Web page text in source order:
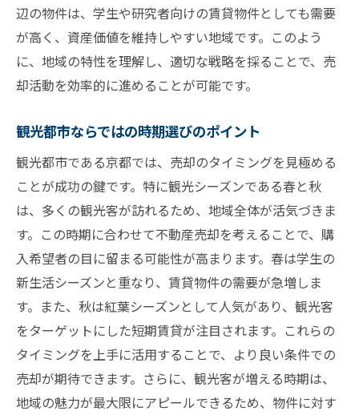
辺の物件は、学生や研究者向けの賃貸物件としても需要
が高く、資産価値を維持しやすい地域です。このよう
に、地域の特性を理解し、適切な戦略を採ることで、売
却活動を効率的に進めることが可能です。
観光都市ならではの時期選びのポイント
観光都市である京都では、売却のタイミングを見極める
ことが成功の鍵です。特に観光シーズンである春と秋
は、多くの観光客が訪れるため、地域全体が活気づきま
す。この時期に合わせて不動産売却を考えることで、購
入希望者の目に留まる可能性が高まります。春は学生の
新生活シーズンと重なり、賃貸物件の需要が急増しま
す。また、秋は紅葉シーズンとして人気があり、観光客
をターゲットにした短期賃貸が注目されます。これらの
タイミングを上手に活用することで、より良い条件での
売却が期待できます。さらに、観光客が増える時期は、
地域の魅力が最大限にアピールできるため、物件に対す